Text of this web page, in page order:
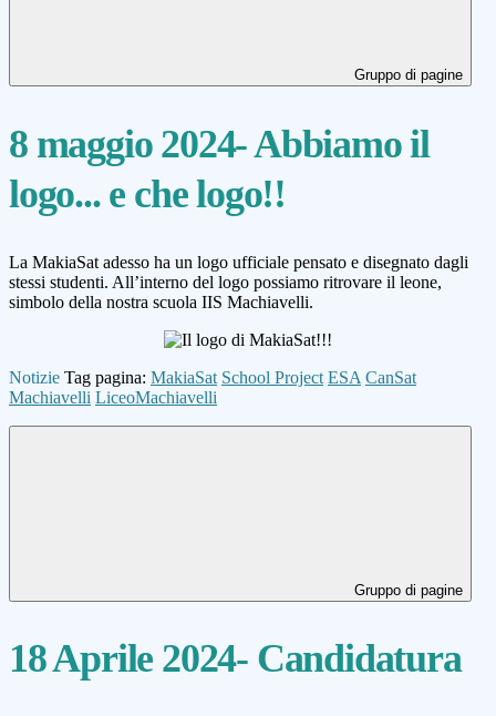
Gruppo di pagine
8 maggio 2024- Abbiamo il
logo... e che logo!!
La MakiaSat adesso ha un logo ufficiale pensato e disegnato dagli
stessi studenti. All’interno del logo possiamo ritrovare il leone,
simbolo della nostra scuola IIS Machiavelli.
Notizie Tag pagina: MakiaSat School Project ESA CanSat
Machiavelli LiceoMachiavelli
Gruppo di pagine
18 Aprile 2024- Candidatura